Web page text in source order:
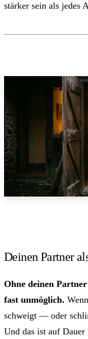
stärker sein als jedes
Deinen Partner
Ohne deinen
fast unmöglich.
schweigt — oder
Und das ist auf Dauer